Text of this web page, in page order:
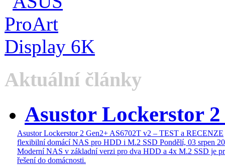
Aktuální články
Asustor Lockerstor
Asustor Lockerstor 2 Gen2+ AS6702T v2 – TEST a RECENZE
flexibilní domácí NAS pro HDD i M.2 SSD Pondělí, 03 srpen
Moderní NAS v základní verzi pro dva HDD a 4x M.2 SSD je
řešení do domácnosti.